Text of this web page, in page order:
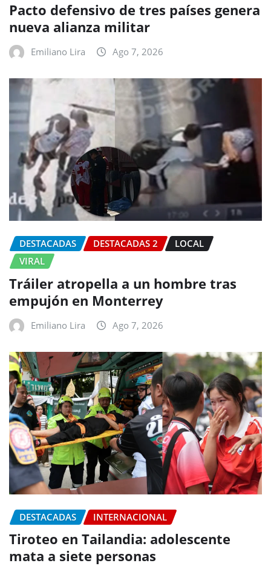
Pacto defensivo de tres países genera
nueva alianza militar
Emiliano Lira Ago 7, 2026
DESTACADAS DESTACADAS 2
LOCAL
VIRAL
Tráiler atropella a un hombre tras
empujón en Monterrey
Emiliano Lira Ago 7, 2026
DESTACADAS INTERNACIONAL
Tiroteo en Tailandia: adolescente
mata a siete personas